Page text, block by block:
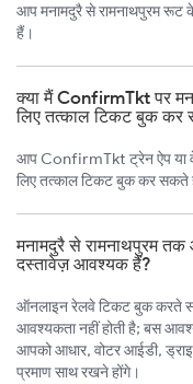
आप मनामदुरै से रामनाथपुरम
हैं।
क्या मैं ConfirmTkt पर
लिए तत्काल टिकट बुक कर
आप ConfirmTkt ट्रेन ऐप या
लिए तत्काल टिकट बुक कर सकते
मनामदुरै से रामनाथपुरम
दस्तावेज़ आवश्यक हैं?
ऑनलाइन रेलवे टिकट बुक करते
आवश्यकता नहीं होती है; बस
आपको आधार, वोटर आईडी,
प्रमाण साथ रखने होंगे।